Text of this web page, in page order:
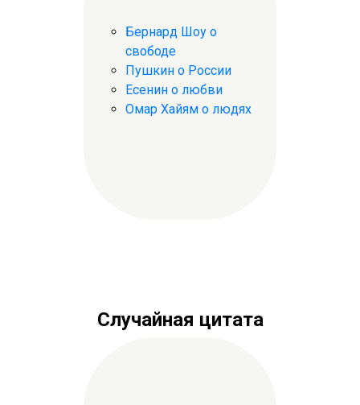
Бернард Шоу о
свободе
Пушкин о России
Есенин о любви
Омар Хайям о людях
Случайная цитата